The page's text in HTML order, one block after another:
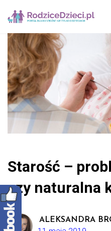
Starość –
czy naturalna
ALEKSANDRA